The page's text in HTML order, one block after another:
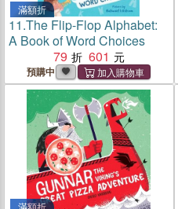
滿額折
11.The Flip-Flop Alphabet:
A Book of Word Choices
79
601
預購中
滿額折